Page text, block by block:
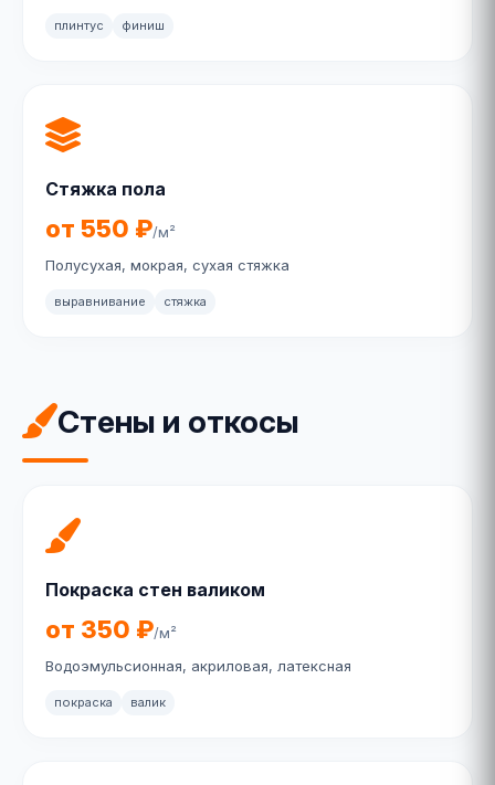
плинтус финиш
Стяжка пола
от 550 ₽/м²
Полусухая, мокрая, сухая стяжка
выравнивание стяжка
Стены и откосы
Покраска стен валиком
от 350 ₽/м²
Водоэмульсионная, акриловая, латексная
покраска валик